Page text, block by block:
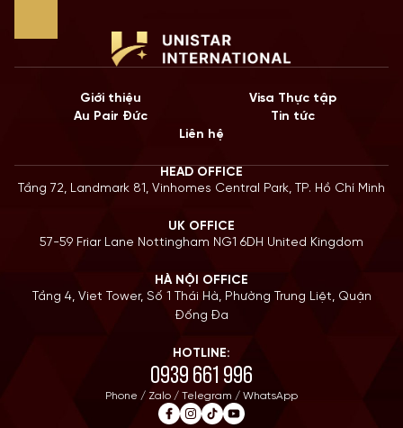
Giới thiệu
Visa Thực tập
Au Pair Đức
Tin tức
Liên hệ
HEAD OFFICE
Tầng 72, Landmark 81, Vinhomes Central Park, TP. Hồ Chí Minh
UK OFFICE
57-59 Friar Lane Nottingham NG1 6DH United Kingdom
HÀ NỘI OFFICE
Tầng 4, Viet Tower, Số 1 Thái Hà, Phường Trung Liệt, Quận
Đống Đa
HOTLINE:
0939 661 996
Phone / Zalo / Telegram / WhatsApp